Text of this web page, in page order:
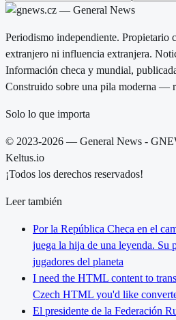
Periodismo independiente. Propietario
extranjero ni influencia extranjera.
Información checa y mundial,
Construido sobre una pila moderna —
Solo lo que importa
© 2023-2026 — General News -
Keltus.io
¡Todos los derechos reservados!
Leer también
Por la República Checa en el
juega la hija de una leyenda. Su
jugadores del planeta
I need the HTML content to
Czech HTML you'd like
El presidente de la Federación